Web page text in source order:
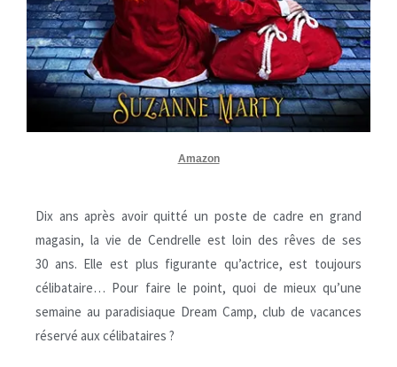
Amazon
Dix ans après avoir quitté un poste de cadre en grand
magasin, la vie de Cendrelle est loin des rêves de ses
30 ans. Elle est plus figurante qu’actrice, est toujours
célibataire… Pour faire le point, quoi de mieux qu’une
semaine au paradisiaque Dream Camp, club de vacances
réservé aux célibataires ?